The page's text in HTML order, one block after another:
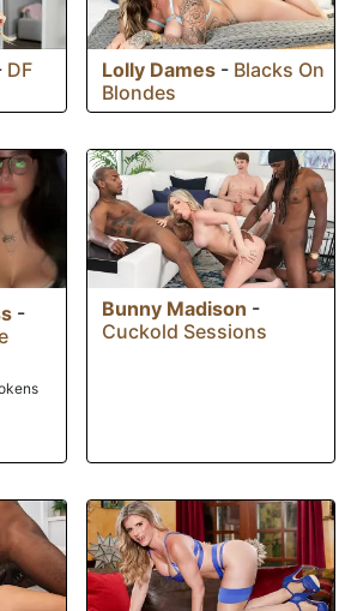
DF
Lolly Dames - Blacks On
Blondes
-
Bunny Madison -
Cuckold Sessions